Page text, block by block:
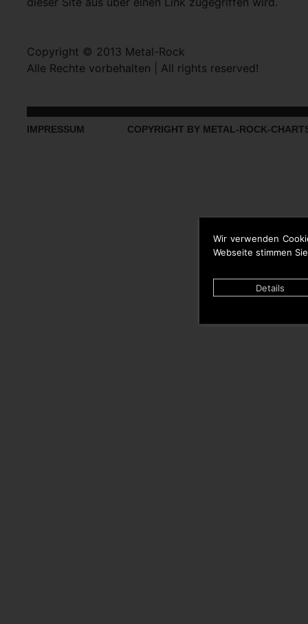
Wir verwenden
Webseite stimmen
Details
Copyright © 2013 Metal-Rock
Alle Rechte vorbehalten | All rights reserved!
IMPRESSUM COPYRIGHT BY METAL-ROCK-